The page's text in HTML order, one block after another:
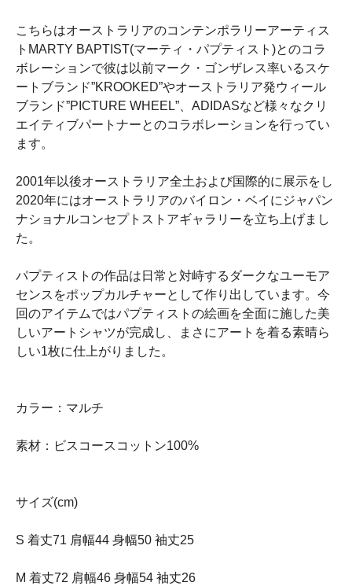
こちらはオーストラリアのコンテンポラリーアーティス
トMARTY BAPTIST(マーティ・パプティスト)とのコラ
ボレーションで彼は以前マーク・ゴンザレス率いるスケ
ートブランド”KROOKED”やオーストラリア発ウィール
ブランド”PICTURE WHEEL”、ADIDASなど様々なクリ
エイティブパートナーとのコラボレーションを行ってい
ます。
2001年以後オーストラリア全土および国際的に展示をし
2020年にはオーストラリアのバイロン・ベイにジャパン
ナショナルコンセプトストアギャラリーを立ち上げまし
た。
パプティストの作品は日常と対峙するダークなユーモア
センスをポップカルチャーとして作り出しています。今
回のアイテムではパプティストの絵画を全面に施した美
しいアートシャツが完成し、まさにアートを着る素晴ら
しい1枚に仕上がりました。
カラー：マルチ
素材：ビスコースコットン100%
サイズ(cm)
S 着丈71 肩幅44 身幅50 袖丈25
M 着丈72 肩幅46 身幅54 袖丈26